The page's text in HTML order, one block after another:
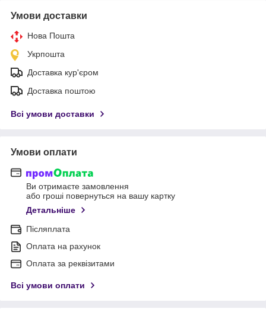
Умови доставки
Нова Пошта
Укрпошта
Доставка кур'єром
Доставка поштою
Всі умови доставки
Умови оплати
Ви отримаєте замовлення
або гроші повернуться на вашу картку
Детальніше
Післяплата
Оплата на рахунок
Оплата за реквізитами
Всі умови оплати